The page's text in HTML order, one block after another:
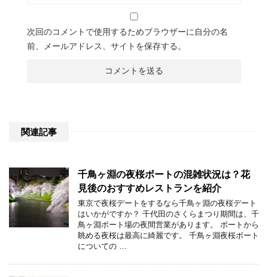
次回のコメントで使用するためブラウザーに自分の名
前、メールアドレス、サイトを保存する。
関連記事
千鳥ヶ淵の夜桜ボートの混雑状況は？花
見後のおすすめレストランを紹介
東京で夜桜デートをするなら千鳥ヶ淵の夜桜デート
はいかがですか？ 千代田のさくらまつり期間は、千
鳥ヶ淵ボート場の夜間営業があります。 ボートから
眺める夜桜は最高に綺麗です。 千鳥ヶ淵夜桜ボート
についての …